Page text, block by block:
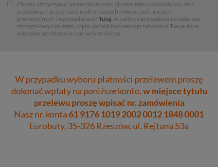
Chcesz otrzymywać od eurobuty.com.pl newsletter i dowiadywać sie z
przesłanych przez nas e-maili o naszych nowościach, akcjach
promocyjnych i wyprzedażach? Tutaj, w polityce prywatności znajdziesz
szczegółowy opis tego, w jaki sposób będziemy przetwarzać Twoje dane
osobowe, przekazane nam w formularzu.
W przypadku wyboru płatności przelewem proszę
dokonać wpłaty na poniższe konto,w miejsce tytułu
przelewu proszę wpisać nr. zamówienia
Nasz nr. konta61 9176 1019 2002 0012 1848 0001
Eurobuty, 35-326 Rzeszów, ul. Rejtana 53a